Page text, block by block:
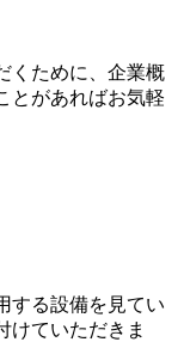
くために、企業概
とがあればお気軽
する設備を見てい
けていただきま